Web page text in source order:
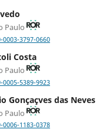
Paulo
3797-0660
Costa
Paulo
5389-9923
Gonçaçves das Neves
Paulo
1183-0378